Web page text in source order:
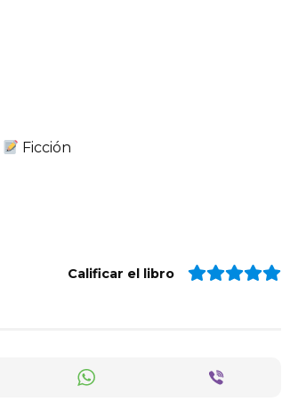
Ficción
Calificar el libro